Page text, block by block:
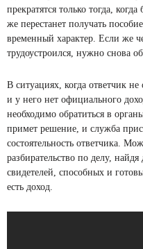
прекратятся только тогда,
же перестанет получать
временный характер. Если же
трудоустроился, нужно снова
В ситуациях, когда ответчик не
и у него нет официального
необходимо обратиться в
примет решение, и служба
состоятельность ответчика.
разбирательство по делу,
свидетелей, способных и
есть доход.